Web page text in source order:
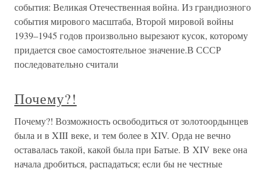
события: Великая Отечественная война. Из грандиозного
события мирового масштаба, Второй мировой войны
1939–1945 годов произвольно вырезают кусок, которому
придается свое самостоятельное значение.В СССР
последовательно считали
Почему?!
Почему?! Возможность освободиться от золотоордынцев
была и в XIII веке, и тем более в XIV. Орда не вечно
оставалась такой, какой была при Батые. В XIV веке она
начала дробиться, распадаться; если бы не честные